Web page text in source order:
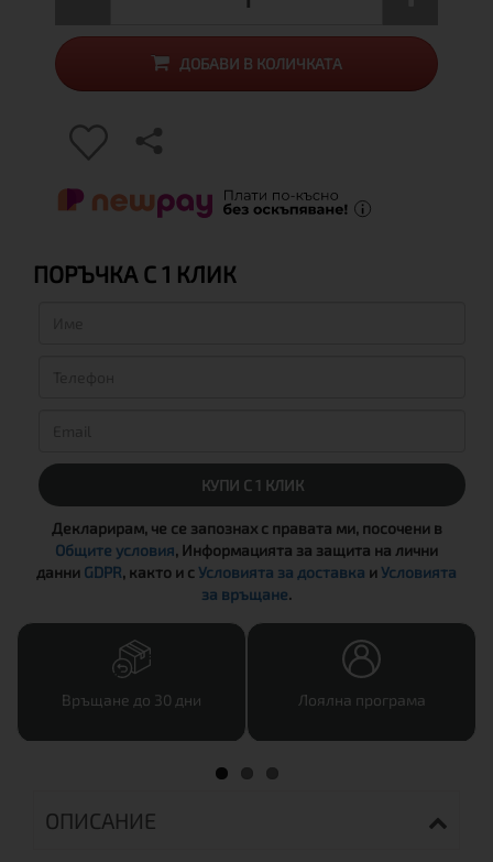
ДОБАВИ В КОЛИЧКАТА
ПОРЪЧКА С 1 КЛИК
КУПИ С 1 КЛИК
Декларирам, че се запознах с правата ми, посочени в
Общите условия, Информацията за защита на лични
данни GDPR, както и сУсловията за доставка иУсловията
за връщане.
Връщане до 30 дни Лоялна програма
ОПИСАНИЕ